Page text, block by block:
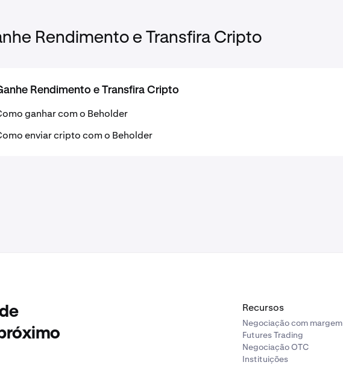
Rendimento e Transfira Cripto
Rendimento e Transfira Cripto
ganhar com o Beholder
enviar cripto com o Beholder
Recursos
Negociação com margem
Futures Trading
Negociação OTC
Instituições